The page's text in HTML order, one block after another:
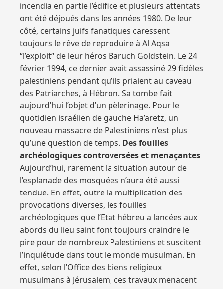
incendia en partie l’édifice et plusieurs attentats
ont été déjoués dans les années 1980. De leur
côté, certains juifs fanatiques caressent
toujours le rêve de reproduire à Al Aqsa
“l’exploit“ de leur héros Baruch Goldstein. Le 24
février 1994, ce dernier avait assassiné 29 fidèles
palestiniens pendant qu’ils priaient au caveau
des Patriarches, à Hébron. Sa tombe fait
aujourd’hui l’objet d’un pèlerinage. Pour le
quotidien israélien de gauche Ha’aretz, un
nouveau massacre de Palestiniens n’est plus
qu’une question de temps. Des fouilles
archéologiques controversées et menaçantes
Aujourd’hui, rarement la situation autour de
l’esplanade des mosquées n’aura été aussi
tendue. En effet, outre la multiplication des
provocations diverses, les fouilles
archéologiques que l’Etat hébreu a lancées aux
abords du lieu saint font toujours craindre le
pire pour de nombreux Palestiniens et suscitent
l’inquiétude dans tout le monde musulman. En
effet, selon l’Office des biens religieux
musulmans à Jérusalem, ces travaux menacent